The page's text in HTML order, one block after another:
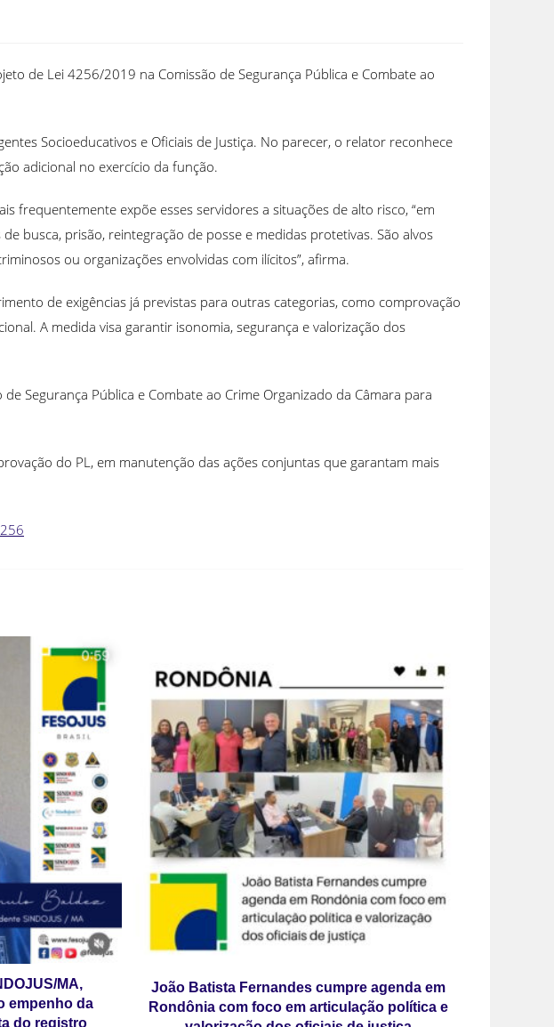
de Lei 4256/2019 na Comissão de Segurança Pública e Combate ao
Socioeducativos e Oficiais de Justiça. No parecer, o relator reconhece
adicional no exercício da função.
frequentemente expõe esses servidores a situações de alto risco, “em
busca, prisão, reintegração de posse e medidas protetivas. São alvos
ou organizações envolvidas com ilícitos”, afirma.
de exigências já previstas para outras categorias, como comprovação
A medida visa garantir isonomia, segurança e valorização dos
Segurança Pública e Combate ao Crime Organizado da Câmara para
do PL, em manutenção das ações conjuntas que garantam mais
MA,
empenho da
do registro
João Batista Fernandes cumpre agenda em
Rondônia com foco em articulação política e